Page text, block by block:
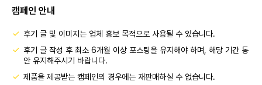
캠페인 안내
후기 글 및 이미지는 업체 홍보 목적으로 사용될 수 있습니다.
후기 글 작성 후 최소 6개월 이상 포스팅을 유지해야 하며, 해당 기간 동
안 유지해주시기 바랍니다.
제품을 제공받는 캠페인의 경우에는 재판매하실 수 없습니다.